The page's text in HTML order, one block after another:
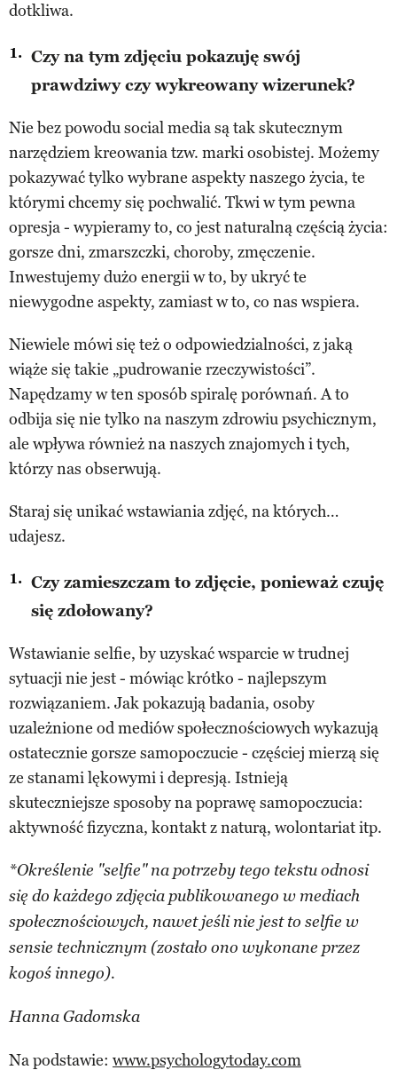
dotkliwa.
Czy na tym zdjęciu pokazuję swój
prawdziwy czy wykreowany wizerunek?
Nie bez powodu social media są tak skutecznym
narzędziem kreowania tzw. marki osobistej. Możemy
pokazywać tylko wybrane aspekty naszego życia, te
którymi chcemy się pochwalić. Tkwi w tym pewna
opresja - wypieramy to, co jest naturalną częścią życia:
gorsze dni, zmarszczki, choroby, zmęczenie.
Inwestujemy dużo energii w to, by ukryć te
niewygodne aspekty, zamiast w to, co nas wspiera.
Niewiele mówi się też o odpowiedzialności, z jaką
wiąże się takie „pudrowanie rzeczywistości”.
Napędzamy w ten sposób spiralę porównań. A to
odbija się nie tylko na naszym zdrowiu psychicznym,
ale wpływa również na naszych znajomych i tych,
którzy nas obserwują.
Staraj się unikać wstawiania zdjęć, na których…
udajesz.
Czy zamieszczam to zdjęcie, ponieważ czuję
się zdołowany?
Wstawianie selfie, by uzyskać wsparcie w trudnej
sytuacji nie jest - mówiąc krótko - najlepszym
rozwiązaniem. Jak pokazują badania, osoby
uzależnione od mediów społecznościowych wykazują
ostatecznie gorsze samopoczucie - częściej mierzą się
ze stanami lękowymi i depresją. Istnieją
skuteczniejsze sposoby na poprawę samopoczucia:
aktywność fizyczna, kontakt z naturą, wolontariat itp.
*Określenie "selfie" na potrzeby tego tekstu odnosi
się do każdego zdjęcia publikowanego w mediach
społecznościowych, nawet jeśli nie jest to selfie w
sensie technicznym (zostało ono wykonane przez
kogoś innego).
Hanna Gadomska
Na podstawie: www.psychologytoday.com